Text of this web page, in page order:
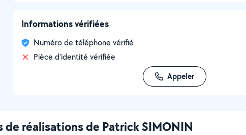
Informations vérifiées
Numéro de téléphone vérifié
Pièce d'identité vérifiée
Appeler
de réalisations de Patrick SIMONIN